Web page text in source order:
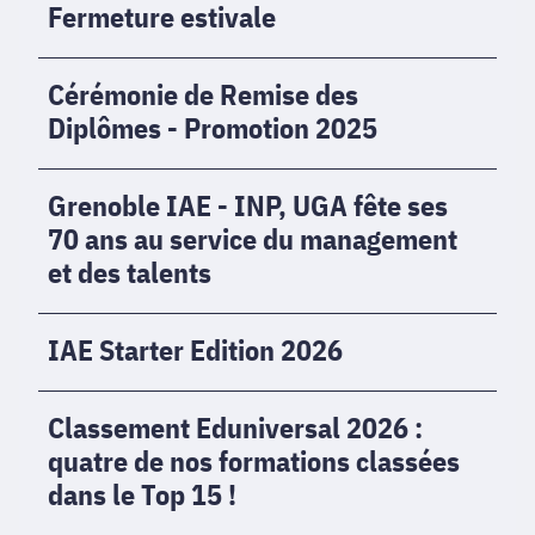
Fermeture
Fermeture estivale
Cérémonie
de
Remise
des
Diplômes
-
Promotion
2025
Cérémonie de Remise des
Diplômes - Promotion 2025
Grenoble
IAE
-
INP,
UGA
fête
70
ans
au
service
du
Grenoble IAE - INP, UGA fête ses
70 ans au service du management
et des talents
IAE
Edition
2026
IAE Starter Edition 2026
Classement
Eduniversal
2026
:
Classement Eduniversal 2026 :
quatre de nos formations classées
dans le Top 15 !